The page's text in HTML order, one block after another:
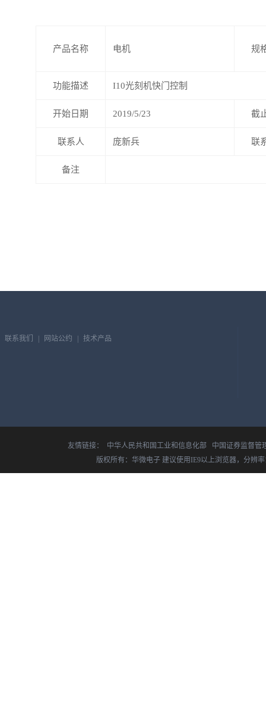
产品名称 电机 规
功能描述 I10光刻机快门控制
开始日期 2019/5/23 截
联系人 庞新兵 联
备注
联系我们 网站公约 技术产品
友情链接： 中华人民共和国工业和信息化部
中国证券监督管
版权所有：华微电子 建议使用IE9以上浏览器，分辨